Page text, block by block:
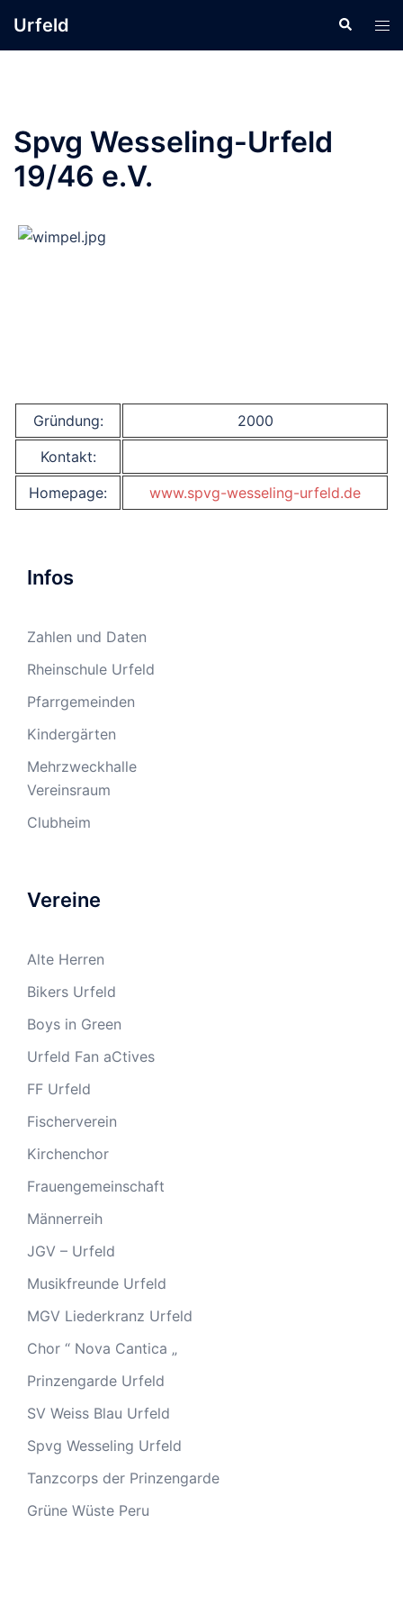
InhaltUrfeld Suche
Spvg Wesseling-Urfeld
19/46 e.V.
Gründung:
2000
Kontakt:
Homepage:
www.spvg-wesseling-urfeld.de
Infos
Zahlen und Daten
Rheinschule Urfeld
Pfarrgemeinden
Kindergärten
Mehrzweckhalle
Vereinsraum
Clubheim
Vereine
Alte Herren
Bikers Urfeld
Boys in Green
Urfeld Fan aCtives
FF Urfeld
Fischerverein
Kirchenchor
Frauengemeinschaft
Männerreih
JGV – Urfeld
Musikfreunde Urfeld
MGV Liederkranz Urfeld
Chor “ Nova Cantica „
Prinzengarde Urfeld
SV Weiss Blau Urfeld
Spvg Wesseling Urfeld
Tanzcorps der Prinzengarde
Grüne Wüste Peru